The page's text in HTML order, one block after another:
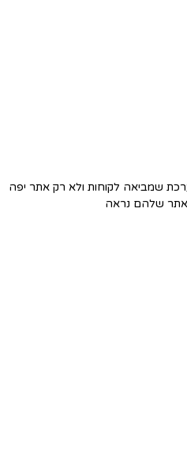
שמביאה לקוחות ולא רק אתר יפה
שלהם נראה